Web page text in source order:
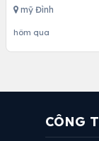
mỹ Đình
hôm qua
CÔNG